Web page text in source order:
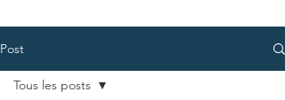
Post
Tous les posts